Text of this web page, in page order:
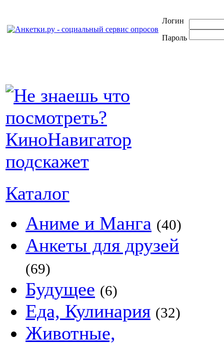
Логин
Пароль
Каталог
Аниме и Манга (40)
Анкеты для друзей
(69)
Будущее (6)
Еда, Кулинария (32)
Животные,